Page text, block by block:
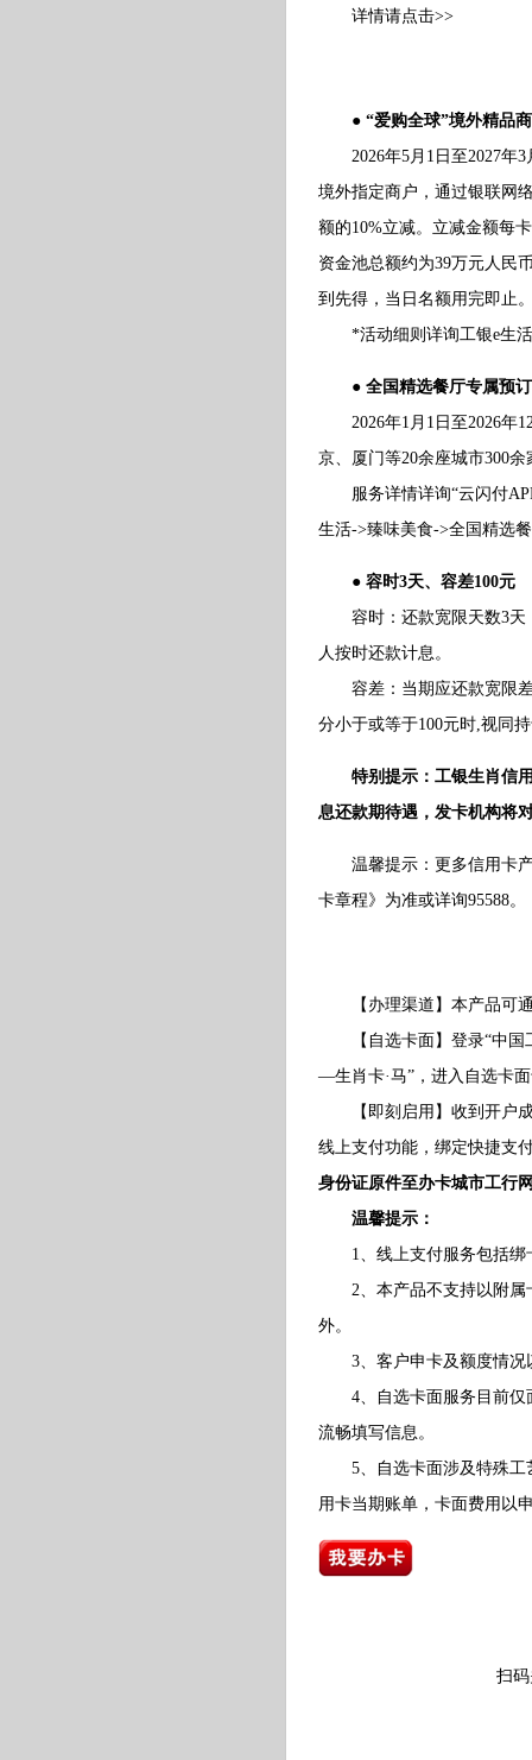
详情请点击>>
● “爱购全球”境外精品商
2026年5月1日至2027年3
境外指定商户，通过银联网
额的10%立减。立减金额每
资金池总额约为39万元人民
到先得，当日名额用完即止
*活动细则详询工银e生活
● 全国精选餐厅专属预订
2026年1月1日至2026年12
京、厦门等20余座城市300
服务详情详询“云闪付
生活->臻味美食->全国精选
● 容时3天、容差100元
容时：还款宽限天数3天，
人按时还款计息。
容差：当期应还款宽限差
分小于或等于100元时,视同
特别提示：工银生肖信
息还款期待遇，发卡机构将
温馨提示：更多信用卡产
卡章程》为准或详询95588。
【办理渠道】本产品可通
【自选卡面】登录“中国工
—生肖卡·马”，进入自选卡
【即刻启用】收到开户成
线上支付功能，绑定快捷支
身份证原件至办卡城市工行
温馨提示：
1、线上支付服务包括绑
2、本产品不支持以附属
外。
3、客户申卡及额度情况
4、自选卡面服务目前仅
流畅填写信息。
5、自选卡面涉及特殊工艺
用卡当期账单，卡面费用以
扫